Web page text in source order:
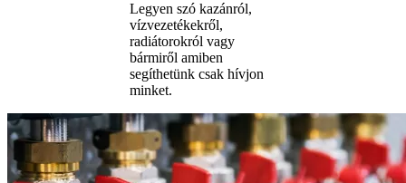
Legyen szó kazánról,
vízvezetékekről,
radiátorokról vagy
bármiről amiben
segíthetünk csak hívjon
minket.